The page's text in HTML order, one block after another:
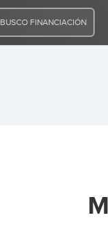
BUSCO FINANCIACIÓN